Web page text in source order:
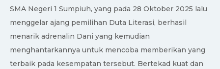
SMA Negeri 1 Sumpiuh, yang pada 28 Oktober 2025 lalu
menggelar ajang pemilihan Duta Literasi, berhasil
menarik adrenalin Dani yang kemudian
menghantarkannya untuk mencoba memberikan yang
terbaik pada kesempatan tersebut. Bertekad kuat dan